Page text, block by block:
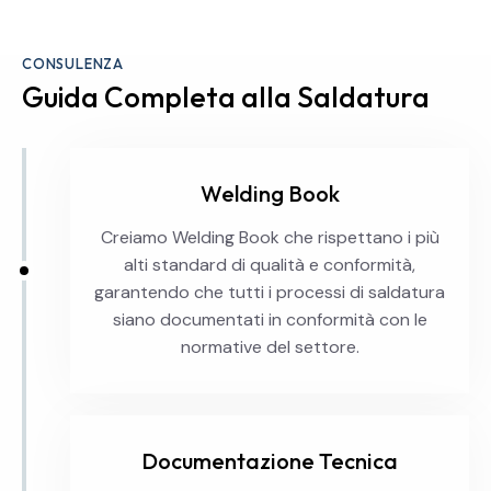
CONSULENZA
Guida Completa alla Saldatura
Welding Book
Creiamo Welding Book che rispettano i più
alti standard di qualità e conformità,
garantendo che tutti i processi di saldatura
siano documentati in conformità con le
normative del settore.
Documentazione Tecnica